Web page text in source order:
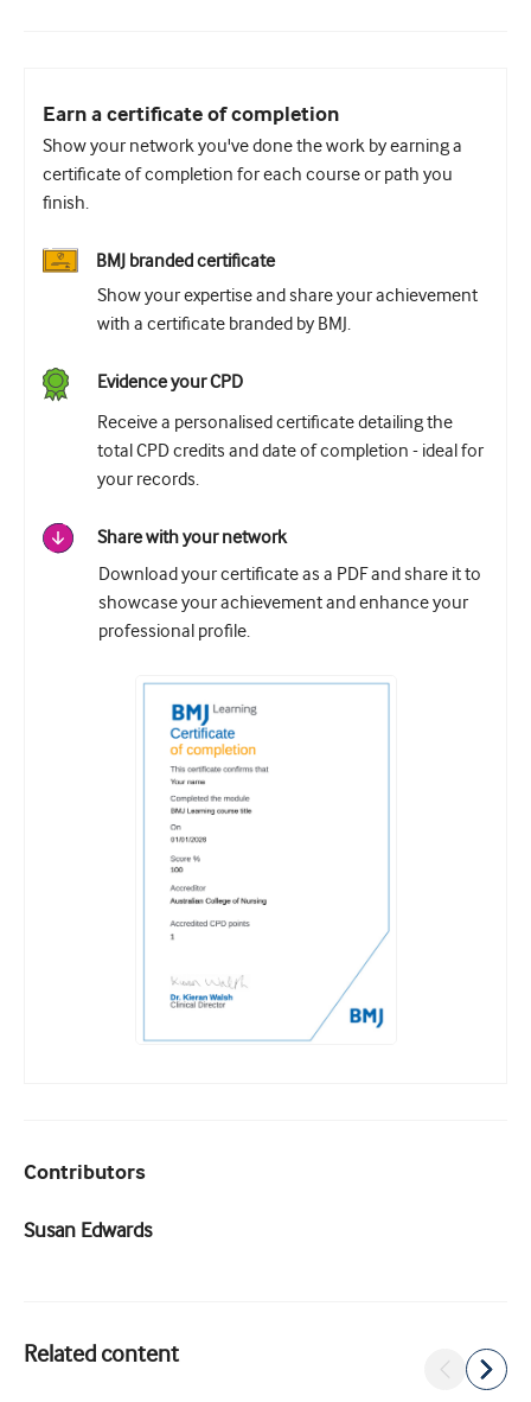
Earn a certificate of completion
Show your network you've done the work by earning a
certificate of completion for each course or path you
finish.
BMJ branded certificate
Show your expertise and share your achievement
with a certificate branded by BMJ.
Evidence your CPD
Receive a personalised certificate detailing the
total CPD credits and date of completion - ideal for
your records.
Share with your network
Download your certificate as a PDF and share it to
showcase your achievement and enhance your
professional profile.
Contributors
Susan Edwards
Related content